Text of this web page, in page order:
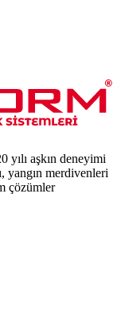
yılı aşkın deneyimi
yangın merdivenleri
çözümler